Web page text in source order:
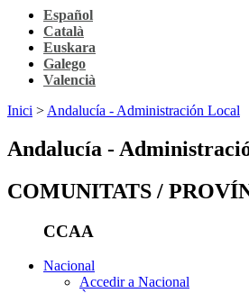
Español
Català
Euskara
Galego
Valencià
Inici > Andalucía - Administración Local
Andalucía -
COMUNITATS /
CCAA
Nacional
Accedir a Nacional